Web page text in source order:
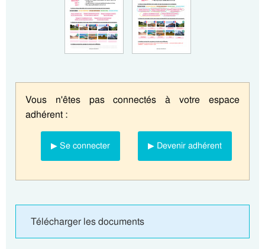
Vous n'êtes pas connectés à votre espace
adhérent :
▶ Se connecter ▶ Devenir adhérent
Télécharger les documents